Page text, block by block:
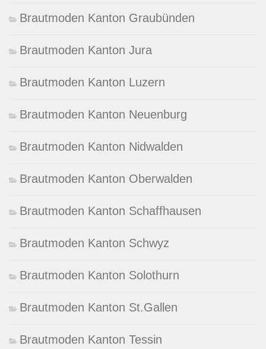
Brautmoden Kanton Graubünden
Brautmoden Kanton Jura
Brautmoden Kanton Luzern
Brautmoden Kanton Neuenburg
Brautmoden Kanton Nidwalden
Brautmoden Kanton Oberwalden
Brautmoden Kanton Schaffhausen
Brautmoden Kanton Schwyz
Brautmoden Kanton Solothurn
Brautmoden Kanton St.Gallen
Brautmoden Kanton Tessin